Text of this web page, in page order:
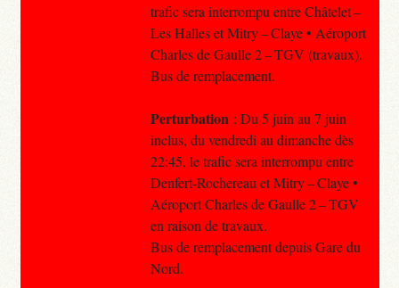
trafic sera interrompu entre Châtelet –
Les Halles et Mitry – Claye • Aéroport
Charles de Gaulle 2 – TGV (travaux).
Bus de remplacement.
Perturbation : Du 5 juin au 7 juin
inclus, du vendredi au dimanche dès
22:45, le trafic sera interrompu entre
Denfert-Rochereau et Mitry – Claye •
Aéroport Charles de Gaulle 2 – TGV
en raison de travaux.
Bus de remplacement depuis Gare du
Nord.